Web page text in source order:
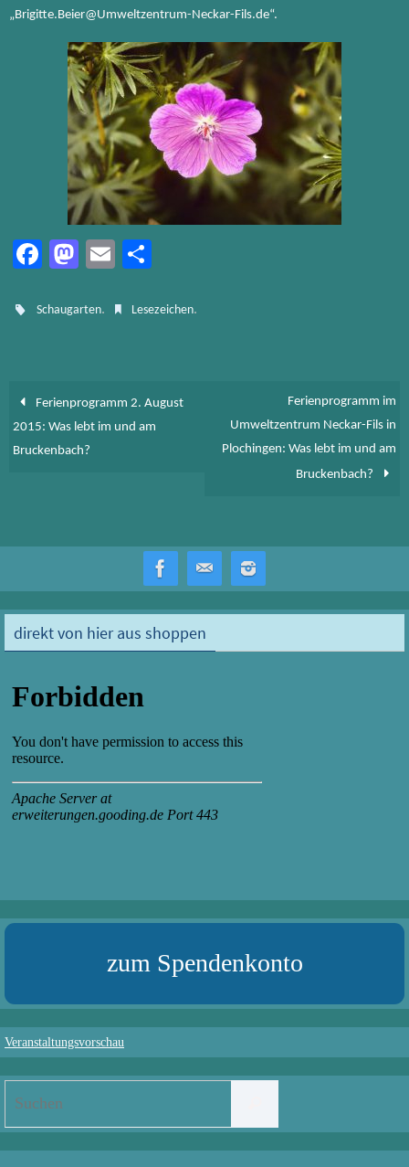
„Brigitte.Beier@Umweltzentrum-Neckar-Fils.de“.
Fa
b
M
to
n
E
ail n
Schaugarten. Lesezeichen.
Ferienprogramm 2. August
2015: Was lebt im und am
Bruckenbach?
Ferienprogramm im
Umweltzentrum Neckar-Fils in
Plochingen: Was lebt im und am
Bruckenbach?
direkt von hier aus shoppen
zum Spendenkonto
Veranstaltungsvorschau